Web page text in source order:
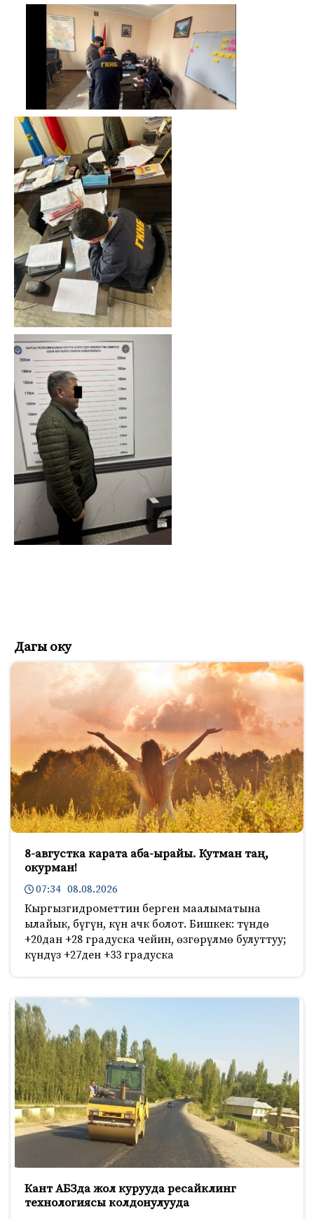
Дагы оку
8-августка карата аба-ырайы. Кутман таң,
окурман!
07:34 08.08.2026
Кыргызгидрометтин берген маалыматына
ылайык, бүгүн, күн ачк болот. Бишкек: түндө
+20дан +28 градуска чейин, өзгөрүлмө булуттуу;
күндүз +27ден +33 градуска
Кант АБЗда жол курууда ресайклинг
технологиясы колдонулууда